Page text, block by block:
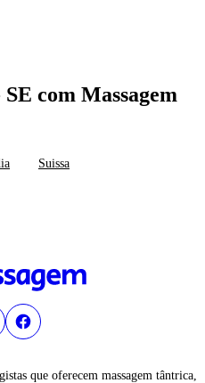
com Massagem
Suissa
que oferecem massagem tântrica,